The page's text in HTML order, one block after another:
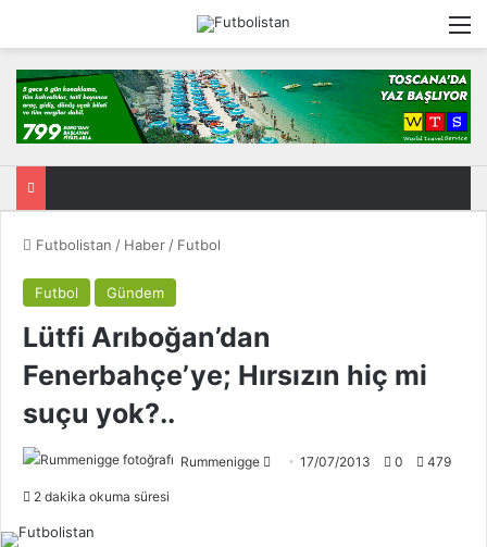
Futbolistan / Haber / Futbol
Futbol Gündem
Lütfi Arıboğan’dan
Fenerbahçe’ye; Hırsızın hiç mi
suçu yok?..
Rummenigge 17/07/2013 0 479
2 dakika okuma süresi